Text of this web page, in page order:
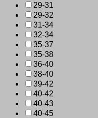
29-31
29-32
31-34
32-34
35-37
35-38
36-40
38-40
39-42
40-42
40-43
40-45